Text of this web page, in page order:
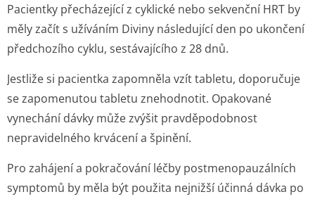
Pacientky přecházející z cyklické nebo sekvenční HRT by
měly začít s užíváním Diviny následující den po ukončení
předchozího cyklu, sestávajícího z 28 dnů.
Jestliže si pacientka zapomněla vzít tabletu, doporučuje
se zapomenutou tabletu znehodnotit. Opakované
vynechání dávky může zvýšit pravděpodobnost
nepravidelného krvácení a špinění.
Pro zahájení a pokračování léčby postmenopauzálních
symptomů by měla být použita nejnižší účinná dávka po